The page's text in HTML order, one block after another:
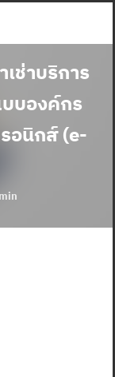
ช่าบริการ
บองค์กร
อนิกส์ (e-